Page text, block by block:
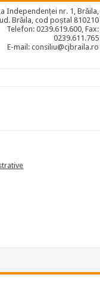
Independenței nr. 1, Brăila,
Brăila, cod poștal 810210
Telefon: 0239.619.600, Fax:
0239.611.765
E-mail: consiliu@cjbraila.ro